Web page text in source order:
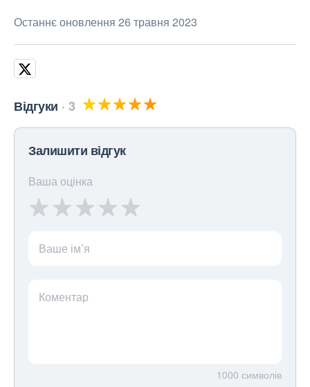
Останнє оновлення 26 травня 2023
Відгуки 3
Залишити відгук
Ваша оцінка
Ваше ім’я
Коментар
1000 символів